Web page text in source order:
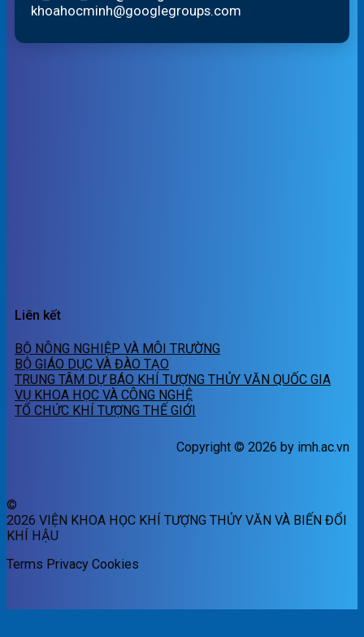
khoahocminh@googlegroups.com
Liên kết
BỘ NÔNG NGHIỆP VÀ MÔI TRƯỜNG
BỘ GIÁO DỤC VÀ ĐÀO TẠO
TRUNG TÂM DỰ BÁO KHÍ TƯỢNG THỦY VĂN QUỐC GIA
VỤ KHOA HỌC VÀ CÔNG NGHỆ
TỔ CHỨC KHÍ TƯỢNG THẾ GIỚI
Copyright © 2026 by imh.ac.vn
©
2026 VIỆN KHOA HỌC KHÍ TƯỢNG THỦY VĂN VÀ BIẾN ĐỔI
KHÍ HẬU
Terms Privacy Cookies